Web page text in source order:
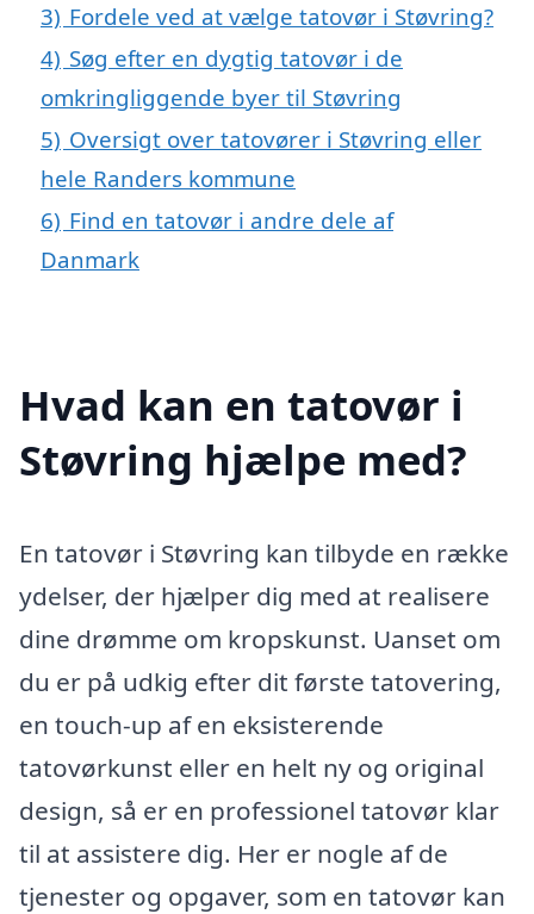
3) Fordele ved at vælge tatovør i Støvring?
4) Søg efter en dygtig tatovør i de
omkringliggende byer til Støvring
5) Oversigt over tatovører i Støvring eller
hele Randers kommune
6) Find en tatovør i andre dele af
Danmark
Hvad kan en tatovør i
Støvring hjælpe med?
En tatovør i Støvring kan tilbyde en række
ydelser, der hjælper dig med at realisere
dine drømme om kropskunst. Uanset om
du er på udkig efter dit første tatovering,
en touch-up af en eksisterende
tatovørkunst eller en helt ny og original
design, så er en professionel tatovør klar
til at assistere dig. Her er nogle af de
tjenester og opgaver, som en tatovør kan